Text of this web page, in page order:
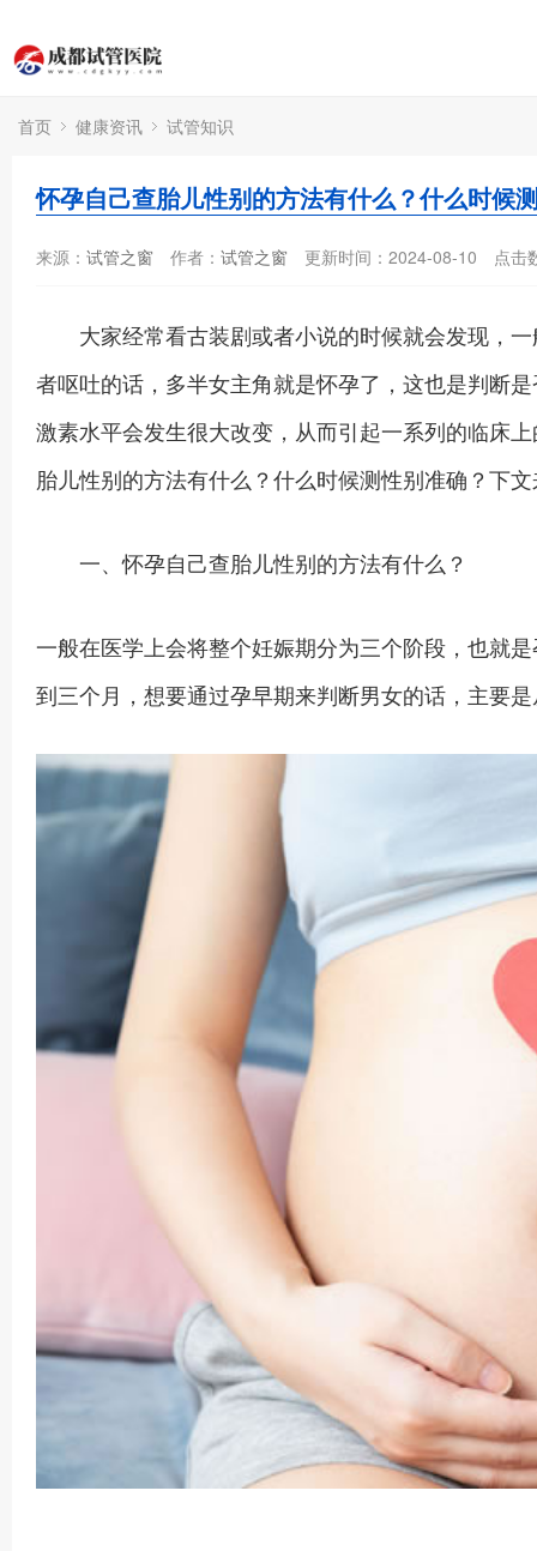
首页 健康资讯 试管知识
怀孕自己查胎儿性别的方法有什么？什么时候
来源： 试管之窗 作者： 试管之窗 更新时间：2024-08-10 点击
大家经常看古装剧或者小说的时候就会发现，一
者呕吐的话，多半女主角就是怀孕了，这也是判断
激素水平会发生很大改变，从而引起一系列的临床
胎儿性别的方法有什么？什么时候测性别准确？下
一、怀孕自己查胎儿性别的方法有什么？
一般在医学上会将整个妊娠期分为三个阶段，也就
到三个月，想要通过孕早期来判断男女的话，主要